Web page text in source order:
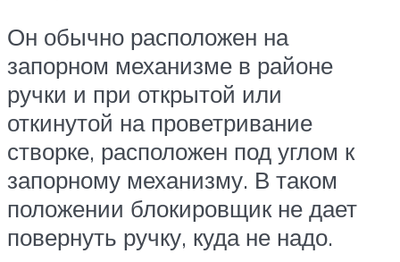
Он обычно расположен на
запорном механизме в районе
ручки и при открытой или
откинутой на проветривание
створке, расположен под углом к
запорному механизму. В таком
положении блокировщик не дает
повернуть ручку, куда не надо.